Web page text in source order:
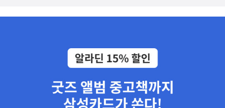
을 표현할때 딱 떠오르는 단어는 사실 disappointed 뿐이다. 하지만
상생활에서 쓸수 있는 단어들로 구성되어있다. 행동이나 태도, 걷거
나 이동하는것, 보고 읽는것 , 돈에 관련된 생활수준을 표현한다던가
스트레스 와 날씨와 분위기들을 표현할때는 쓰는 단어들이다.우리가
더울때 그냥 hot 비올때는 rain 이렇게만 쓰는게 아니라 좀 더 정확한